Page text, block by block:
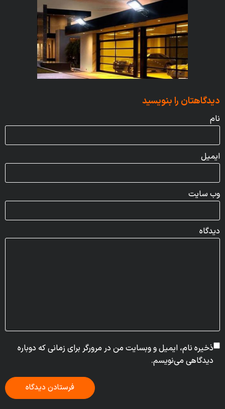
دیدگاهتان را بنویسید
دیدگاه
نام
ایمیل
وب‌ سایت
ذخیره نام، ایمیل و وبسایت من در مرورگر برای زمانی که دوباره
دیدگاهی می‌نویسم.